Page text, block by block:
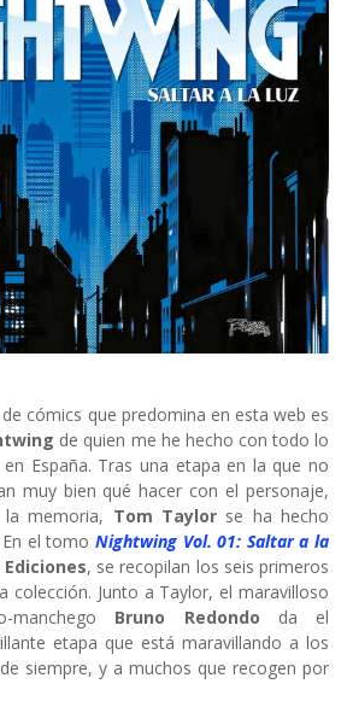
cómics que predomina en esta web es
de quien me he hecho con todo lo
España. Tras una etapa en la que no
muy bien qué hacer con el personaje,
memoria, Tom Taylor se ha hecho
En el tomoNightwing Vol. 01: Saltar a la
Ediciones, se recopilan los seis primeros
colección. Junto a Taylor, el maravilloso
manchego Bruno Redondo da el
etapa que está maravillando a los
de siempre, y a muchos que recogen por